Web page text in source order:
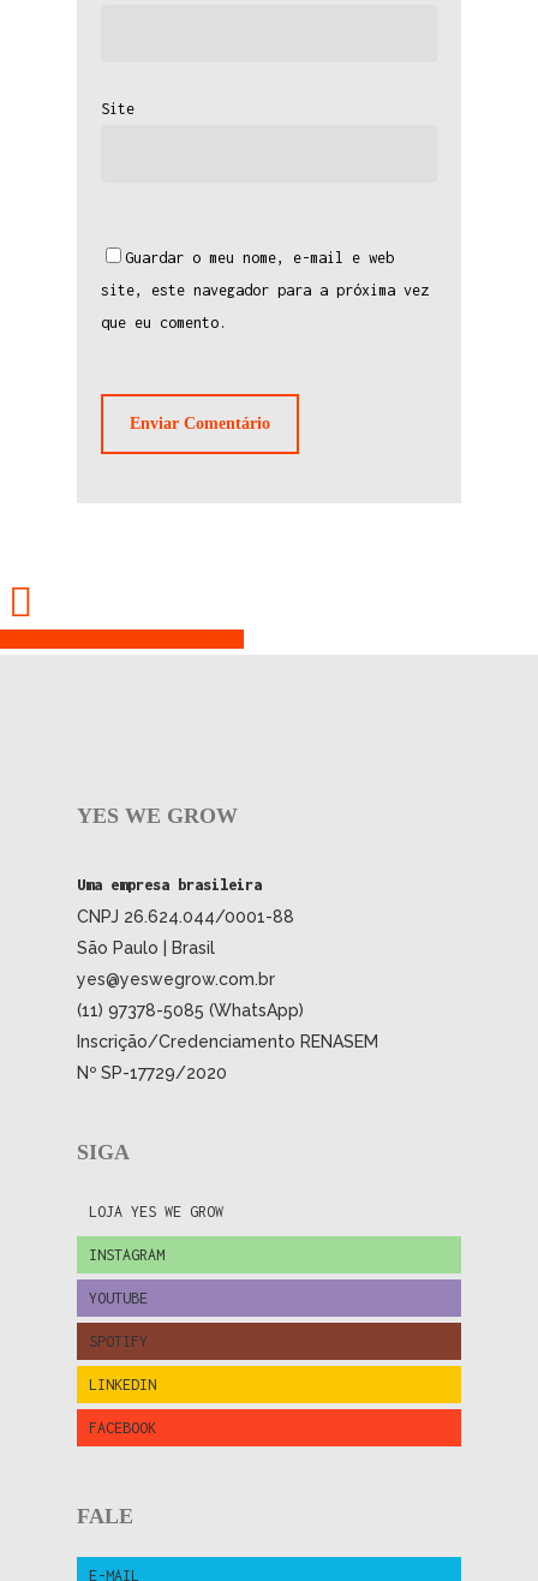
Site
Guardar o meu nome, e-mail e web
site, este navegador para a próxima vez
que eu comento.
YES WE GROW
Uma empresa brasileira
CNPJ 26.624.044/0001-88
São Paulo | Brasil
yes@yeswegrow.com.br
(11) 97378-5085 (WhatsApp)
Inscrição/Credenciamento RENASEM
Nº SP-17729/2020
SIGA
LOJA YES WE GROW
INSTAGRAM
YOUTUBE
SPOTIFY
LINKEDIN
FACEBOOK
FALE
E-MAIL